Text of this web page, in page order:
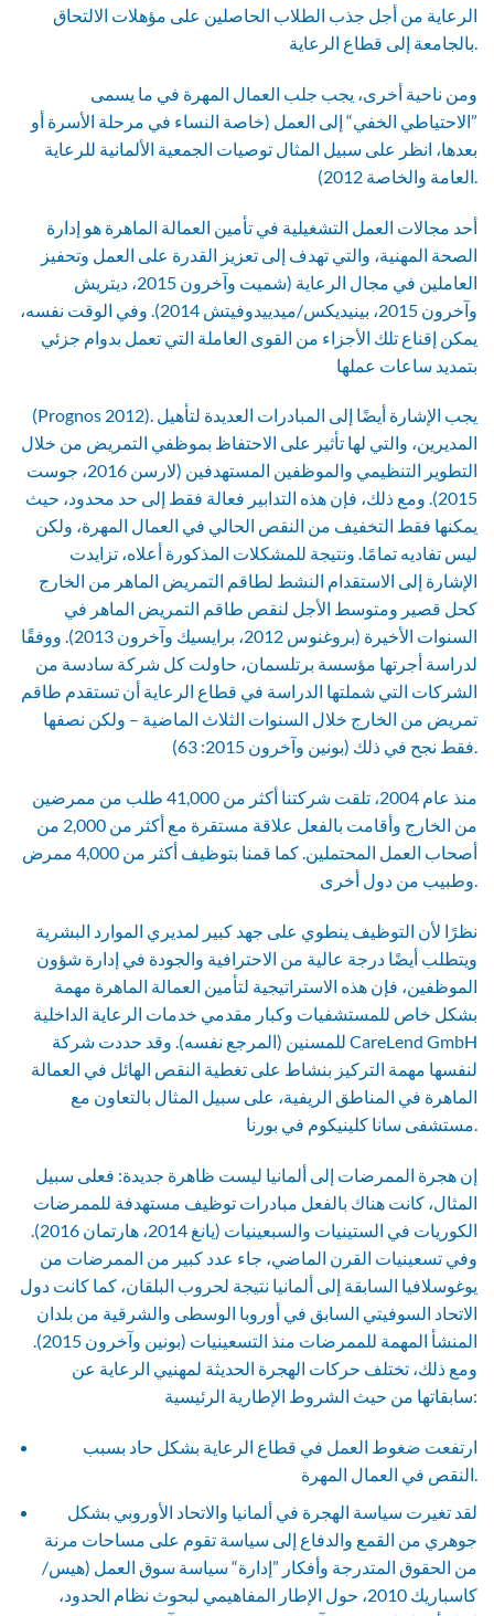
الرعاية من أجل جذب الطلاب الحاصلين على مؤهلات الالتحاق
بالجامعة إلى قطاع الرعاية.
ومن ناحية أخرى، يجب جلب العمال المهرة في ما يسمى
”الاحتياطي الخفي“ إلى العمل (خاصة النساء في مرحلة الأسرة أو
بعدها، انظر على سبيل المثال توصيات الجمعية الألمانية للرعاية
العامة والخاصة 2012).
أحد مجالات العمل التشغيلية في تأمين العمالة الماهرة هو إدارة
الصحة المهنية، والتي تهدف إلى تعزيز القدرة على العمل وتحفيز
العاملين في مجال الرعاية (شميت وآخرون 2015، ديتريش
وآخرون 2015، بينيديكس/ميدييدوفيتش 2014). وفي الوقت نفسه،
يمكن إقناع تلك الأجزاء من القوى العاملة التي تعمل بدوام جزئي
بتمديد ساعات عملها
(Prognos 2012). يجب الإشارة أيضًا إلى المبادرات العديدة لتأهيل
المديرين، والتي لها تأثير على الاحتفاظ بموظفي التمريض من خلال
التطوير التنظيمي والموظفين المستهدفين (لارسن 2016، جوست
2015). ومع ذلك، فإن هذه التدابير فعالة فقط إلى حد محدود، حيث
يمكنها فقط التخفيف من النقص الحالي في العمال المهرة، ولكن
ليس تفاديه تمامًا. ونتيجة للمشكلات المذكورة أعلاه، تزايدت
الإشارة إلى الاستقدام النشط لطاقم التمريض الماهر من الخارج
كحل قصير ومتوسط الأجل لنقص طاقم التمريض الماهر في
السنوات الأخيرة (بروغنوس 2012، برايسيك وآخرون 2013). ووفقًا
لدراسة أجرتها مؤسسة برتلسمان، حاولت كل شركة سادسة من
الشركات التي شملتها الدراسة في قطاع الرعاية أن تستقدم طاقم
تمريض من الخارج خلال السنوات الثلاث الماضية – ولكن نصفها
فقط نجح في ذلك (بونين وآخرون 2015: 63).
منذ عام 2004، تلقت شركتنا أكثر من 41,000 طلب من ممرضين
من الخارج وأقامت بالفعل علاقة مستقرة مع أكثر من 2,000 من
أصحاب العمل المحتملين. كما قمنا بتوظيف أكثر من 4,000 ممرض
وطبيب من دول أخرى.
نظرًا لأن التوظيف ينطوي على جهد كبير لمديري الموارد البشرية
ويتطلب أيضًا درجة عالية من الاحترافية والجودة في إدارة شؤون
الموظفين، فإن هذه الاستراتيجية لتأمين العمالة الماهرة مهمة
بشكل خاص للمستشفيات وكبار مقدمي خدمات الرعاية الداخلية
للمسنين (المرجع نفسه). وقد حددت شركة CareLend GmbH
لنفسها مهمة التركيز بنشاط على تغطية النقص الهائل في العمالة
الماهرة في المناطق الريفية، على سبيل المثال بالتعاون مع
مستشفى سانا كلينيكوم في بورنا.
إن هجرة الممرضات إلى ألمانيا ليست ظاهرة جديدة: فعلى سبيل
المثال، كانت هناك بالفعل مبادرات توظيف مستهدفة للممرضات
الكوريات في الستينيات والسبعينيات (يانغ 2014، هارتمان 2016).
وفي تسعينيات القرن الماضي، جاء عدد كبير من الممرضات من
يوغوسلافيا السابقة إلى ألمانيا نتيجة لحروب البلقان، كما كانت دول
الاتحاد السوفيتي السابق في أوروبا الوسطى والشرقية من بلدان
المنشأ المهمة للممرضات منذ التسعينيات (بونين وآخرون 2015).
ومع ذلك، تختلف حركات الهجرة الحديثة لمهنيي الرعاية عن
سابقاتها من حيث الشروط الإطارية الرئيسية:
ارتفعت ضغوط العمل في قطاع الرعاية بشكل حاد بسبب
لقد تغيرت سياسة الهجرة في ألمانيا والاتحاد الأوروبي بشكل
جوهري من القمع والدفاع إلى سياسة تقوم على مساحات مرنة
من الحقوق المتدرجة وأفكار ”إدارة“ سياسة سوق العمل (هيس/
كاسباريك 2010، حول الإطار المفاهيمي لبحوث نظام الحدود،